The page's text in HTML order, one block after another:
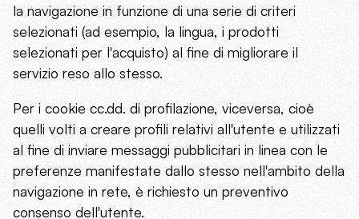
la navigazione in funzione di una serie di criteri
selezionati (ad esempio, la lingua, i prodotti
selezionati per l'acquisto) al fine di migliorare il
servizio reso allo stesso.
Per i cookie cc.dd. di profilazione, viceversa, cioè
quelli volti a creare profili relativi all'utente e utilizzati
al fine di inviare messaggi pubblicitari in linea con le
preferenze manifestate dallo stesso nell'ambito della
navigazione in rete, è richiesto un preventivo
consenso dell'utente.